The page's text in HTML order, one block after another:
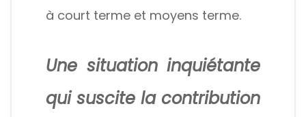
à court terme et moyens terme.
Une situation inquiétante
qui suscite la contribution